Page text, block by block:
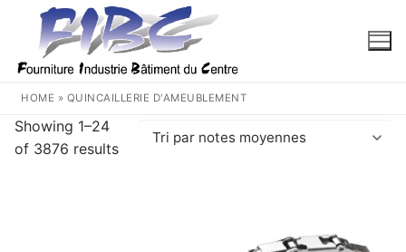
contenu
HOME » QUINCAILLERIE D'AMEUBLEMENT
Showing 1–24
of 3876 results
Trié